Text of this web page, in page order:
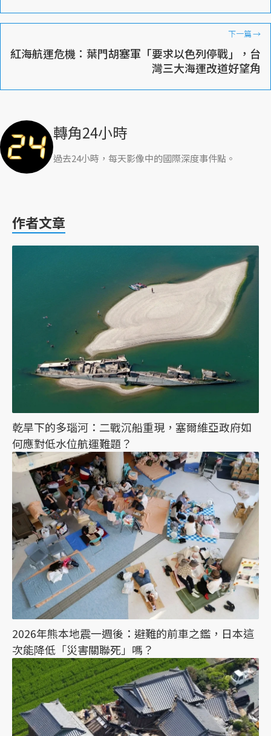
下一篇→
紅海航運危機：葉門胡塞軍「要求以色列停戰」，台
灣三大海運改道好望角
轉角24小時
過去24小時，每天影像中的國際深度事件點。
作者文章
乾旱下的多瑙河：二戰沉船重現，塞爾維亞政府如
何應對低水位航運難題？
2026年熊本地震一週後：避難的前車之鑑，日本這
次能降低「災害關聯死」嗎？